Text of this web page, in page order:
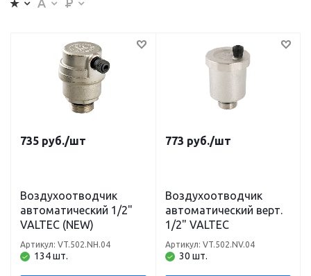
735 руб./шт
Воздухоотводчик
автоматический 1/2"
VALTEC (NEW)
134 шт.
Артикул: VT.502.NH.04
773 руб./шт
Воздухоотводчик
автоматический верт.
1/2" VALTEC
30 шт.
Артикул: VT.502.NV.04